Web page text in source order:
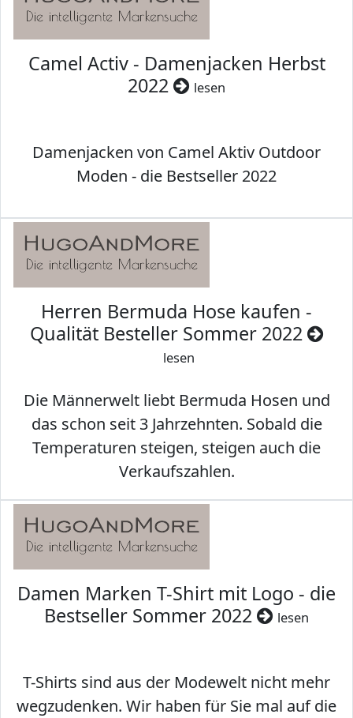
Camel Activ - Damenjacken Herbst
2022
lesen
Damenjacken von Camel Aktiv Outdoor
Moden - die Bestseller 2022
Herren Bermuda Hose kaufen -
Qualität Besteller Sommer 2022
lesen
Die Männerwelt liebt Bermuda Hosen und
das schon seit 3 Jahrzehnten. Sobald die
Temperaturen steigen, steigen auch die
Verkaufszahlen.
Damen Marken T-Shirt mit Logo - die
Bestseller Sommer 2022
lesen
T-Shirts sind aus der Modewelt nicht mehr
wegzudenken. Wir haben für Sie mal auf die